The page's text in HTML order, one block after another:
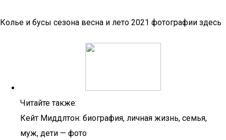
Колье и бусы сезона весна и лето 2021 фотографии здесь
Читайте также:
Кейт Миддлтон: биография, личная жизнь, семья,
муж, дети — фото